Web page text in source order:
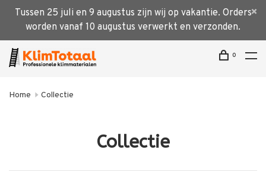
Tussen 25 juli en 9 augustus zijn wij op vakantie. Orders
worden vanaf 10 augustus verwerkt en verzonden.
0
Home Collectie
Collectie